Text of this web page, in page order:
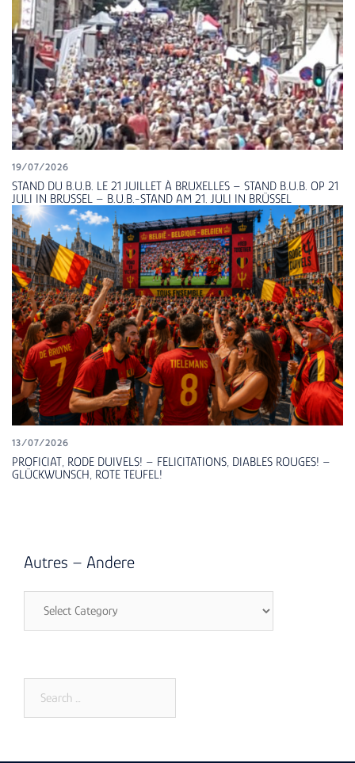
19/07/2026
STAND DU B.U.B. LE 21 JUILLET À BRUXELLES – STAND B.U.B. OP 21
JULI IN BRUSSEL – B.U.B.-STAND AM 21. JULI IN BRÜSSEL
13/07/2026
PROFICIAT, RODE DUIVELS! – FELICITATIONS, DIABLES ROUGES! –
GLÜCKWUNSCH, ROTE TEUFEL!
Autres – Andere